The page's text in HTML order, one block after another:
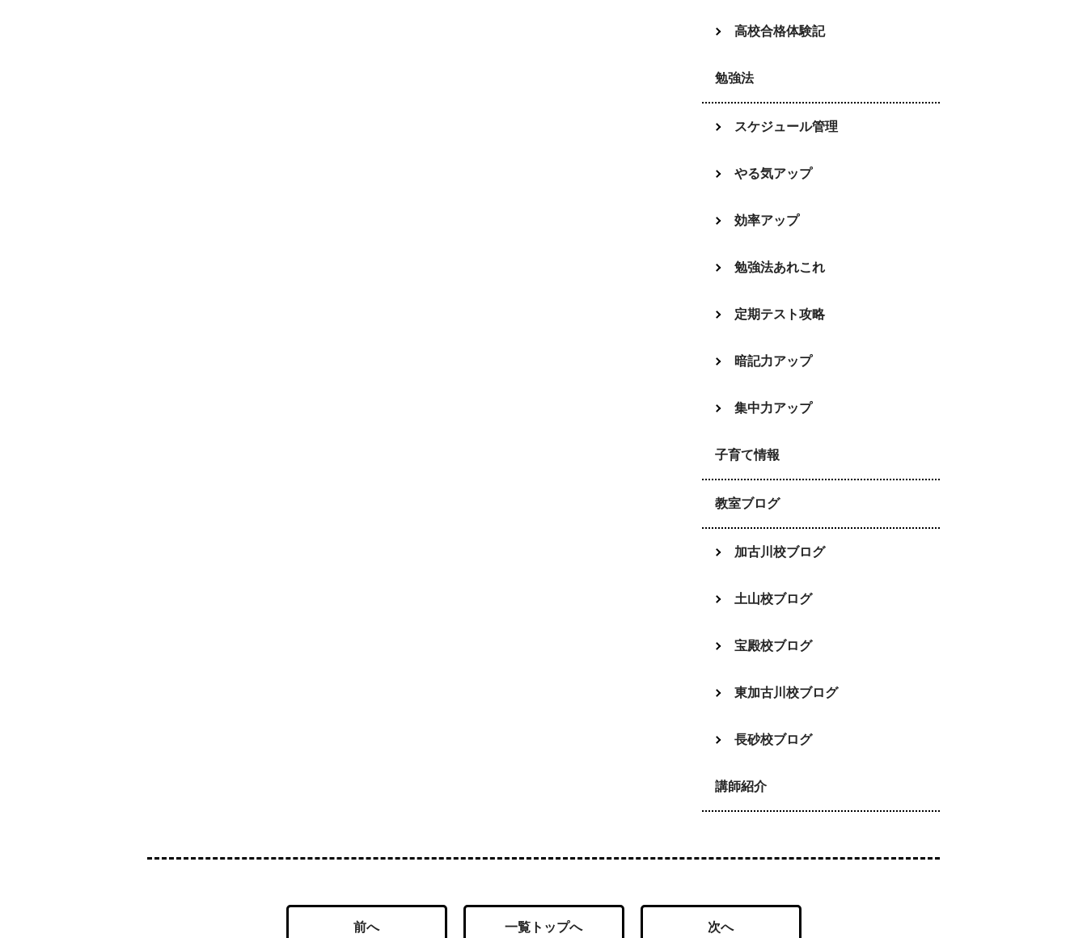
高校合格体験記
勉強法
スケジュール管理
やる気アップ
効率アップ
勉強法あれこれ
定期テスト攻略
暗記力アップ
集中力アップ
子育て情報
教室ブログ
加古川校ブログ
土山校ブログ
宝殿校ブログ
東加古川校ブログ
長砂校ブログ
講師紹介
前へ 一覧トップへ 次へ